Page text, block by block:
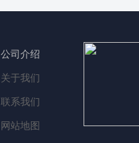
公司介绍
关于我们
联系我们
网站地图